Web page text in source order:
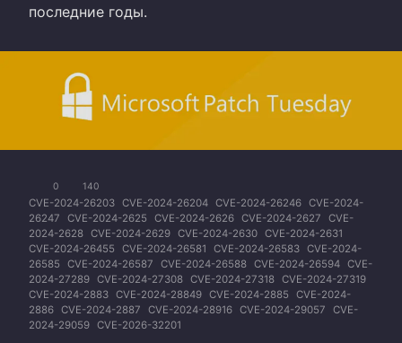
последние годы.
0 140
CVE-2024-26203 CVE-2024-26204 CVE-2024-26246 CVE-2024-
26247
CVE-2024-2625 CVE-2024-2626 CVE-2024-2627
CVE-
2024-2628 CVE-2024-2629 CVE-2024-2630 CVE-2024-2631
CVE-2024-26455
CVE-2024-26581 CVE-2024-26583 CVE-2024-
26585
CVE-2024-26587 CVE-2024-26588 CVE-2024-26594 CVE-
2024-27289 CVE-2024-27308 CVE-2024-27318 CVE-2024-27319
CVE-2024-2883 CVE-2024-28849 CVE-2024-2885
CVE-2024-
2886 CVE-2024-2887 CVE-2024-28916 CVE-2024-29057
CVE-
2024-29059 CVE-2026-32201